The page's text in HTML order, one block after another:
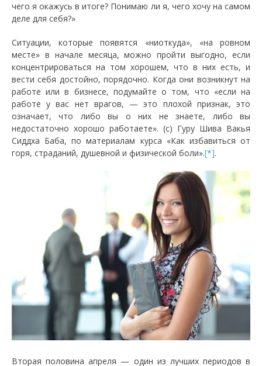
чего я окажусь в итоге? Понимаю ли я, чего хочу на самом
деле для себя?»
Ситуации, которые появятся «ниоткуда», «на ровном
месте» в начале месяца, можно пройти выгодно, если
концентрироваться на том хорошем, что в них есть, и
вести себя достойно, порядочно. Когда они возникнут на
работе или в бизнесе, подумайте о том, что «если на
работе у вас нет врагов, — это плохой признак, это
означает, что либо вы о них не знаете, либо вы
недостаточно хорошо работаете». (с) Гуру Шива Вакья
Сиддха Баба, по материалам курса «Как избавиться от
горя, страданий, душевной и физической боли».[*].
Вторая половина апреля — один из лучших периодов в